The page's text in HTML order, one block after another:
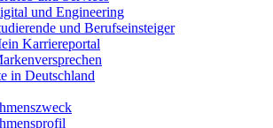
und Engineering
und Berufseinsteiger
Karriereportal
in Deutschland